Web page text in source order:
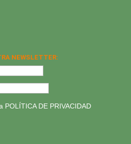
NEWSLETTER:
POLÍTICA DE PRIVACIDAD